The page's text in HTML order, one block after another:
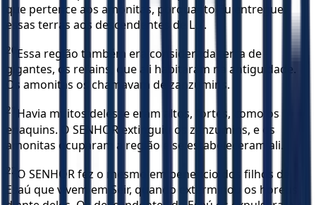
que pertence aos amonitas, porquanto Eu entreguei
essas terras aos descendentes de Ló’.
20 Essa região também era considerada terra de
gigantes, os refains, que ali habitaram na antiguidade.
Os amonitas os chamavam de zanzumins.
21
Havia muitos deles, e eram altos, fortes, como os
enaquins. O SENHOR extinguiu os zanzumins, e os
amonitas ocuparam a região e se estabeleceram ali.
22 O SENHOR fez o mesmo em benefício dos filhos de
Esaú que vivem em Seir, quando exterminou os horeus